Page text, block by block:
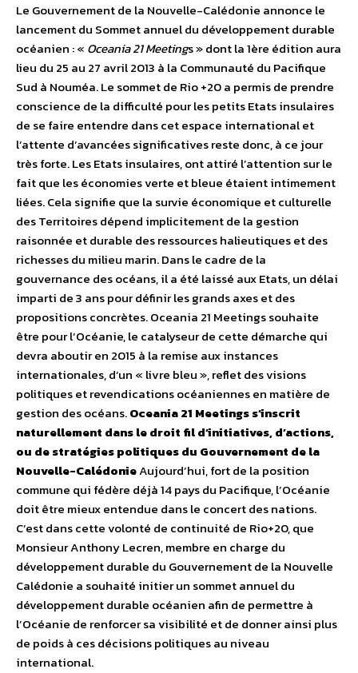
Le Gouvernement de la Nouvelle-Calédonie annonce le
lancement du Sommet annuel du développement durable
océanien : « Oceania 21 Meetings » dont la 1ère édition aura
lieu du 25 au 27 avril 2013 à la Communauté du Pacifique
Sud à Nouméa. Le sommet de Rio +20 a permis de prendre
conscience de la difficulté pour les petits Etats insulaires
de se faire entendre dans cet espace international et
l’attente d’avancées significatives reste donc, à ce jour
très forte. Les Etats insulaires, ont attiré l’attention sur le
fait que les économies verte et bleue étaient intimement
liées. Cela signifie que la survie économique et culturelle
des Territoires dépend implicitement de la gestion
raisonnée et durable des ressources halieutiques et des
richesses du milieu marin. Dans le cadre de la
gouvernance des océans, il a été laissé aux Etats, un délai
imparti de 3 ans pour définir les grands axes et des
propositions concrètes. Oceania 21 Meetings souhaite
être pour l’Océanie, le catalyseur de cette démarche qui
devra aboutir en 2015 à la remise aux instances
internationales, d’un « livre bleu », reflet des visions
politiques et revendications océaniennes en matière de
gestion des océans.Oceania 21 Meetings s’inscrit
naturellement dans le droit fil d’initiatives, d’actions,
ou de stratégies politiques du Gouvernement de la
Nouvelle-CalédonieAujourd’hui, fort de la position
commune qui fédère déjà 14 pays du Pacifique, l’Océanie
doit être mieux entendue dans le concert des nations.
C’est dans cette volonté de continuité de Rio+20, que
Monsieur Anthony Lecren, membre en charge du
développement durable du Gouvernement de la Nouvelle
Calédonie a souhaité initier un sommet annuel du
développement durable océanien afin de permettre à
l’Océanie de renforcer sa visibilité et de donner ainsi plus
de poids à ces décisions politiques au niveau
international.